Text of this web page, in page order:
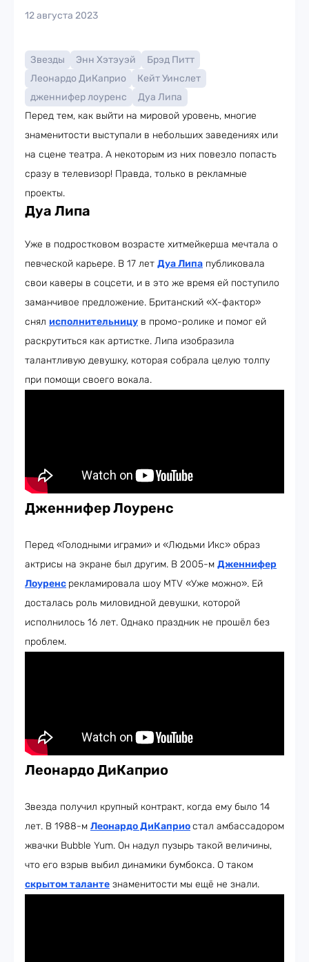
12 августа 2023
Звезды Энн Хэтэуэй
Брэд Питт
Леонардо ДиКаприо
Кейт Уинслет
дженнифер лоуренс
Дуа Липа
Перед тем, как выйти на мировой уровень, многие
знаменитости выступали в небольших заведениях или
на сцене театра. А некоторым из них повезло попасть
сразу в телевизор! Правда, только в рекламные
проекты.
Дуа Липа
Уже в подростковом возрасте хитмейкерша мечтала о
певческой карьере. В 17 лет Дуа Липа публиковала
свои каверы в соцсети, и в это же время ей поступило
заманчивое предложение. Британский «X-фактор»
снял исполнительницу в промо-ролике и помог ей
раскрутиться как артистке. Липа изобразила
талантливую девушку, которая собрала целую толпу
при помощи своего вокала.
Дженнифер Лоуренс
Перед «Голодными играми» и «Людьми Икс» образ
актрисы на экране был другим. В 2005-м Дженнифер
Лоуренс рекламировала шоу MTV «Уже можно». Ей
досталась роль миловидной девушки, которой
исполнилось 16 лет. Однако праздник не прошёл без
проблем.
Леонардо ДиКаприо
Звезда получил крупный контракт, когда ему было 14
лет. В 1988-м Леонардо ДиКаприостал амбассадором
жвачки Bubble Yum. Он надул пузырь такой величины,
что его взрыв выбил динамики бумбокса. О таком
скрытом таланте знаменитости мы ещё не знали.